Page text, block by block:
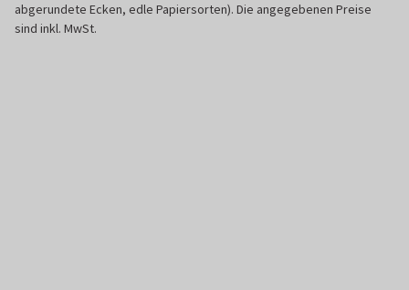
abgerundete Ecken, edle Papiersorten). Die angegebenen Preise
sind inkl. MwSt.